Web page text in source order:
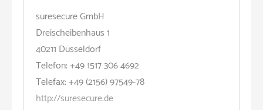
suresecure GmbH
Dreischeibenhaus 1
40211 Düsseldorf
Telefon: +49 1517 306 4692
Telefax: +49 (2156) 97549-78
http://suresecure.de